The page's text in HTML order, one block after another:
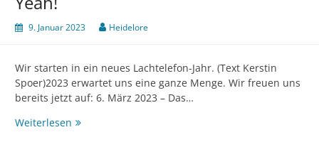
9. Januar 2023 Heidelore
Wir starten in ein neues Lachtelefon-Jahr. (Text Kerstin
Spoer)2023 erwartet uns eine ganze Menge. Wir freuen uns
bereits jetzt auf: 6. März 2023 – Das…
Weiterlesen Very